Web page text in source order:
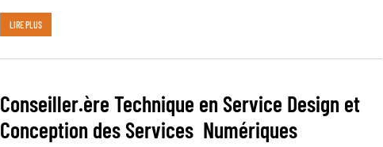
LIRE PLUS
Conseiller.ère Technique en Service Design et
Conception des Services Numériques